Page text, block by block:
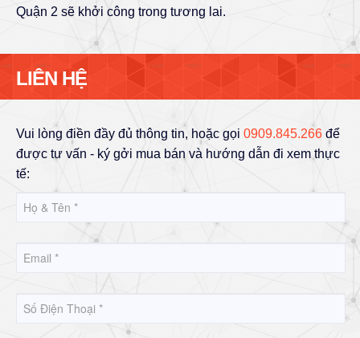
Quận 2 sẽ khởi công trong tương lai.
LIÊN HỆ
Vui lòng điền đầy đủ thông tin, hoặc gọi 0909.845.266 để
được tư vấn - ký gởi mua bán và hướng dẫn đi xem thực
tế: